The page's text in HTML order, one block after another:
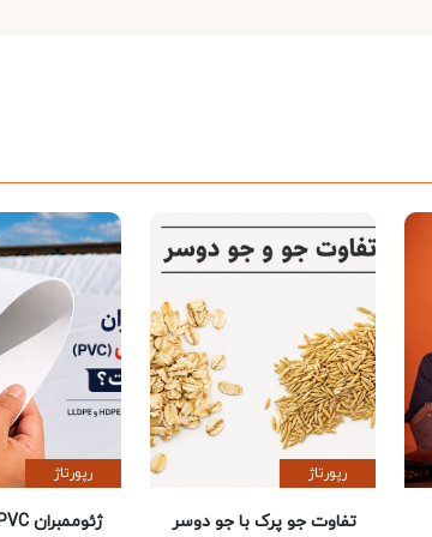
رپورتاژ
تفاوت جو پرک با جو دوسر
رپورتاژ